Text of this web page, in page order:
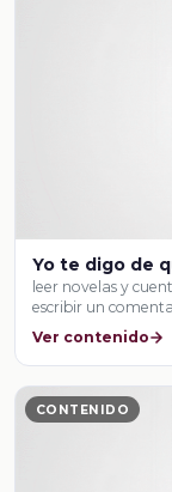
Yo te digo de
leer novelas y
escribir un
Ver contenido
CONTENIDO